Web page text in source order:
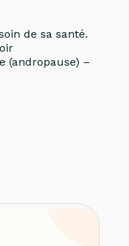
de sa santé.
(andropause) –